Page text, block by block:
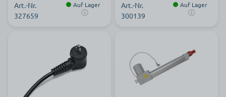
Art.-Nr.
327659
Auf Lager
Art.-Nr.
300139
Auf Lager